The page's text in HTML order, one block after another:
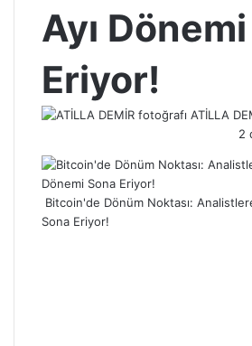
Ayı
Eriyor!
ATİLLA
2
Bitcoin'de Dönüm Noktası:
Sona Eriyor!